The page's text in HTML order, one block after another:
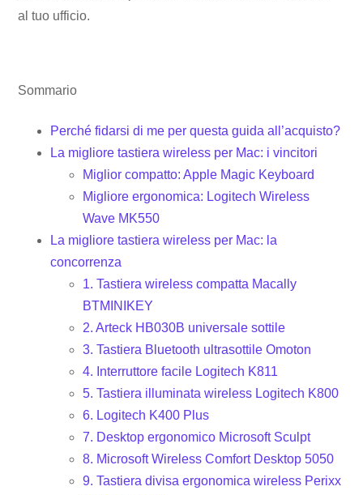
al tuo ufficio.
Sommario
Perché fidarsi di me per questa guida all’acquisto?
La migliore tastiera wireless per Mac: i vincitori
Miglior compatto: Apple Magic Keyboard
Migliore ergonomica: Logitech Wireless
Wave MK550
La migliore tastiera wireless per Mac: la
concorrenza
1. Tastiera wireless compatta Macally
BTMINIKEY
2. Arteck HB030B universale sottile
3. Tastiera Bluetooth ultrasottile Omoton
4. Interruttore facile Logitech K811
5. Tastiera illuminata wireless Logitech K800
6. Logitech K400 Plus
7. Desktop ergonomico Microsoft Sculpt
8. Microsoft Wireless Comfort Desktop 5050
9. Tastiera divisa ergonomica wireless Perixx